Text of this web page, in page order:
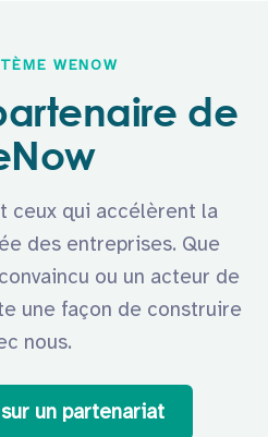
WENOW
de
ceux qui accélèrent la
des entreprises. Que
ou un acteur de
une façon de construire
nous.
un partenariat